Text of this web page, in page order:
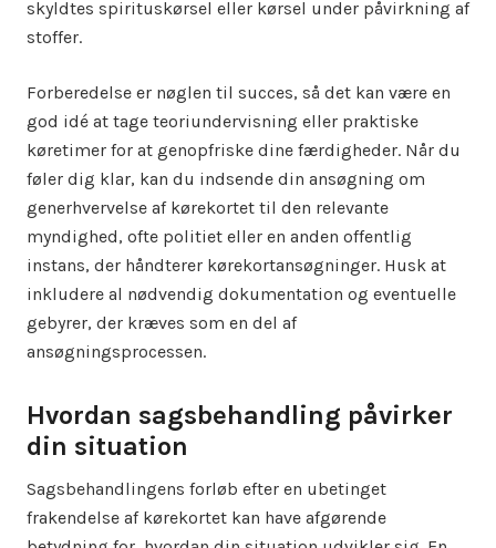
skyldtes spirituskørsel eller kørsel under påvirkning af
stoffer.
Forberedelse er nøglen til succes, så det kan være en
god idé at tage teoriundervisning eller praktiske
køretimer for at genopfriske dine færdigheder. Når du
føler dig klar, kan du indsende din ansøgning om
generhvervelse af kørekortet til den relevante
myndighed, ofte politiet eller en anden offentlig
instans, der håndterer kørekortansøgninger. Husk at
inkludere al nødvendig dokumentation og eventuelle
gebyrer, der kræves som en del af
ansøgningsprocessen.
Hvordan sagsbehandling påvirker
din situation
Sagsbehandlingens forløb efter en ubetinget
frakendelse af kørekortet kan have afgørende